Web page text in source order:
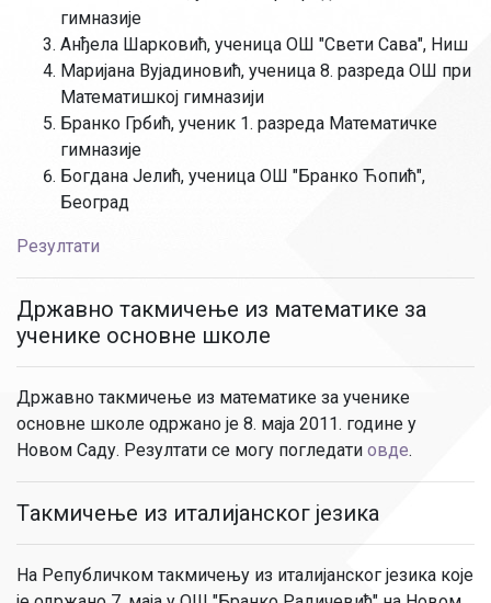
гимназије
Анђела Шарковић, ученица ОШ "Свети Сава", Ниш
Маријана Вујадиновић, ученица 8. разреда ОШ при
Математишкој гимназији
Бранко Грбић, ученик 1. разреда Математичке
гимназије
Богдана Јелић, ученица ОШ "Бранко Ћопић",
Београд
Резултати
Државно такмичење из математике за
ученике основне школе
Државно такмичење из математике за ученике
основне школе одржано је 8. маја 2011. године у
Новом Саду. Резултати се могу погледати овде.
Tакмичење из италијанског језика
На Републичком такмичењу из италијанског језика које